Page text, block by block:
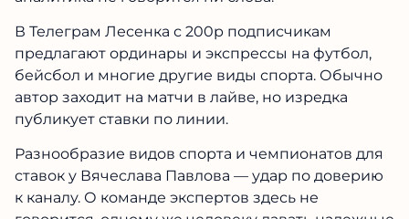
аналитика не говорится ни слова.
В Телеграм Лесенка с 200р подписчикам
предлагают ординары и экспрессы на футбол,
бейсбол и многие другие виды спорта.
Обычно автор заходит на матчи в лайве, но
изредка публикует ставки по линии.
Разнообразие видов спорта и чемпионатов
для ставок у Вячеслава Павлова — удар по
доверию к каналу. О команде экспертов здесь